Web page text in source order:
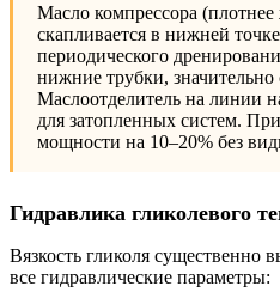
Масло компрессора
скапливается в нижней
периодического
нижние трубки,
Маслоотделитель на линии
для затопленных систем.
мощности на 10–20% без
Гидравлика гликолевого
Вязкость гликоля
все гидравлические параметры: